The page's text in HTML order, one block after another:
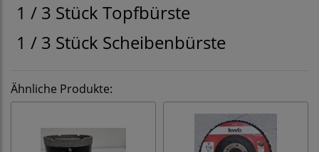
1 / 3 Stück Topfbürste
1 / 3 Stück Scheibenbürste
Ähnliche Produkte: